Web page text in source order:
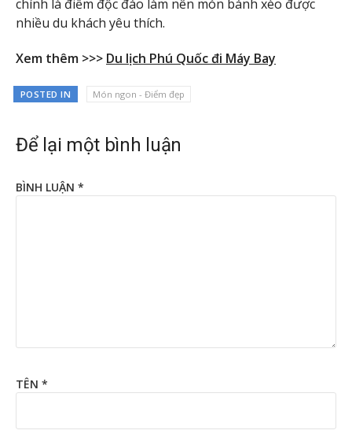
chính là điểm độc đáo làm nên món bánh xèo được
nhiều du khách yêu thích.
Xem thêm >>> Du lịch Phú Quốc đi Máy Bay
POSTED IN Món ngon - Điểm đẹp
Để lại một bình luận
BÌNH LUẬN *
TÊN *